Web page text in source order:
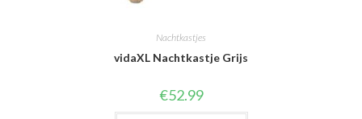
Nachtkastjes
vidaXL Nachtkastje Grijs
€52.99